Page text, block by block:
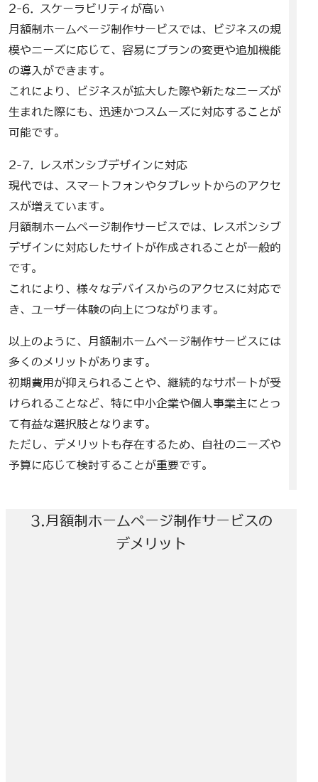
2-6. スケーラビリティが高い
月額制ホームページ制作サービスでは、ビジネスの規
模やニーズに応じて、容易にプランの変更や追加機能
の導入ができます。
これにより、ビジネスが拡大した際や新たなニーズが
生まれた際にも、迅速かつスムーズに対応することが
可能です。
2-7. レスポンシブデザインに対応
現代では、スマートフォンやタブレットからのアクセ
スが増えています。
月額制ホームページ制作サービスでは、レスポンシブ
デザインに対応したサイトが作成されることが一般的
です。
これにより、様々なデバイスからのアクセスに対応で
き、ユーザー体験の向上につながります。
以上のように、月額制ホームページ制作サービスには
多くのメリットがあります。
初期費用が抑えられることや、継続的なサポートが受
けられることなど、特に中小企業や個人事業主にとっ
て有益な選択肢となります。
ただし、デメリットも存在するため、自社のニーズや
予算に応じて検討することが重要です。
3.月額制ホームページ制作サービスの
デメリット